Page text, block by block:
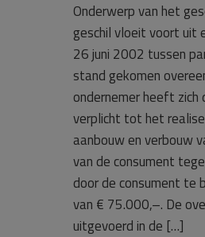
Onderwerp van het
geschil vloeit voort uit
26 juni 2002 tussen
stand gekomen
ondernemer heeft zich
verplicht tot het
aanbouw en verbouw
van de consument
door de consument te
van € 75.000,–. De
uitgevoerd in de […]